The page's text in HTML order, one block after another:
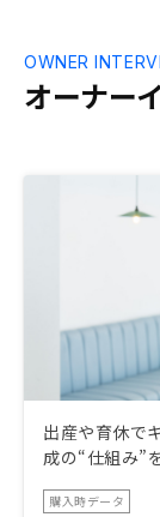
オーナー
OWNER
出産や育休で
成の“仕組み”
購入時データ